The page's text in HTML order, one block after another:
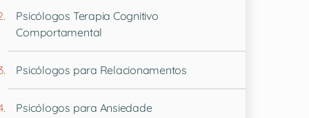
Psicólogos Terapia Cognitivo
Comportamental
Psicólogos para Relacionamentos
Psicólogos para Ansiedade